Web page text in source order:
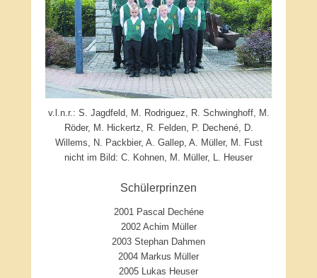
v.l.n.r.: S. Jagdfeld, M. Rodriguez, R. Schwinghoff, M.
Röder, M. Hickertz, R. Felden, P. Dechené, D.
Willems, N. Packbier, A. Gallep, A. Müller, M. Fust
nicht im Bild: C. Kohnen, M. Müller, L. Heuser
Schülerprinzen
2001 Pascal Dechéne
2002 Achim Müller
2003 Stephan Dahmen
2004 Markus Müller
2005 Lukas Heuser